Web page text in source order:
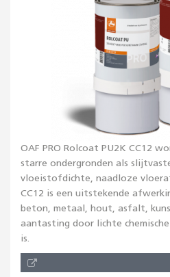
OAF PRO Rolcoat PU2K CC12
starre ondergronden als
vloeistofdichte, naadloze
CC12 is een uitstekende
beton, metaal, hout, asfalt,
aantasting door lichte
is.